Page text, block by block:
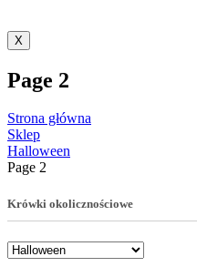
X
Page 2
Strona główna
Sklep
Halloween
Page 2
Krówki okolicznościowe